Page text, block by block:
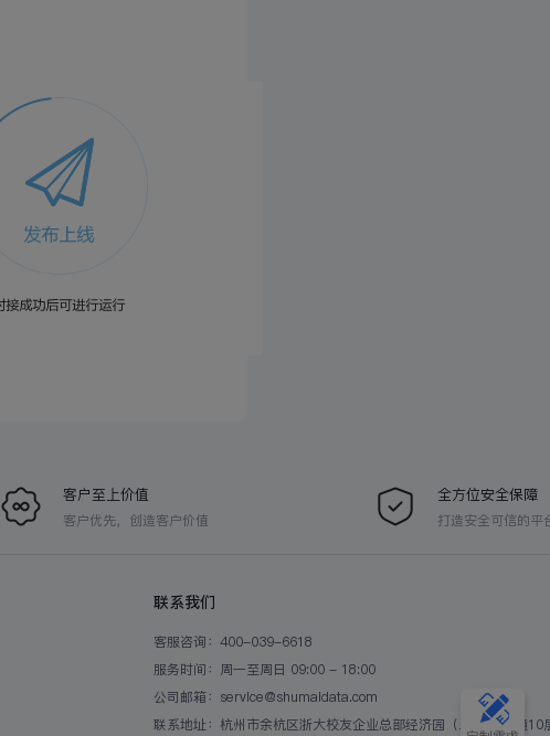
客户至上价值
客户优先，创造客户价值
全方位安全保障
打造安全可信的平
联系我们
客服咨询：400-039-6618
服务时间：周一至周日 09:00 - 18:00
公司邮箱：service@shumaidata.com
联系地址：杭州市余杭区浙大校友企业总部经济园（二期）B2幢10